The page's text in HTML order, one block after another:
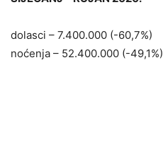
dolasci – 7.400.000 (-60,7%)
noćenja – 52.400.000 (-49,1%)